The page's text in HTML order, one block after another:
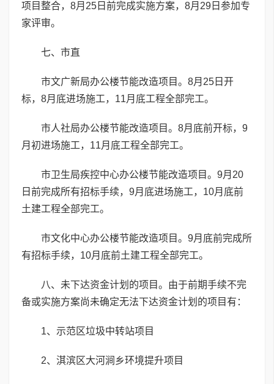
项目整合，8月25日前完成实施方案，8月29日参加专
家评审。
七、市直
市文广新局办公楼节能改造项目。8月25日开
标，8月底进场施工，11月底工程全部完工。
市人社局办公楼节能改造项目。8月底前开标，9
月初进场施工，11月底工程全部完工。
市卫生局疾控中心办公楼节能改造项目。9月20
日前完成所有招标手续，9月底进场施工，10月底前
土建工程全部完工。
市文化中心办公楼节能改造项目。9月底前完成所
有招标手续，10月底前土建工程全部完工。
八、未下达资金计划的项目。由于前期手续不完
备或实施方案尚未确定无法下达资金计划的项目有：
1、示范区垃圾中转站项目
2、淇滨区大河涧乡环境提升项目